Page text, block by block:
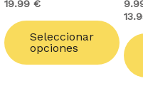
19.99€
Seleccionar
opciones
elegir
en
la
página
la
de